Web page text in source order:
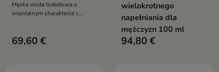
Męska woda toaletowa o
orientalnym charakterze z
flakonie w kształcie torsu,
69,60 €
wielokrotnego
napełniania dla
mężczyzn 100 ml
94,80 €